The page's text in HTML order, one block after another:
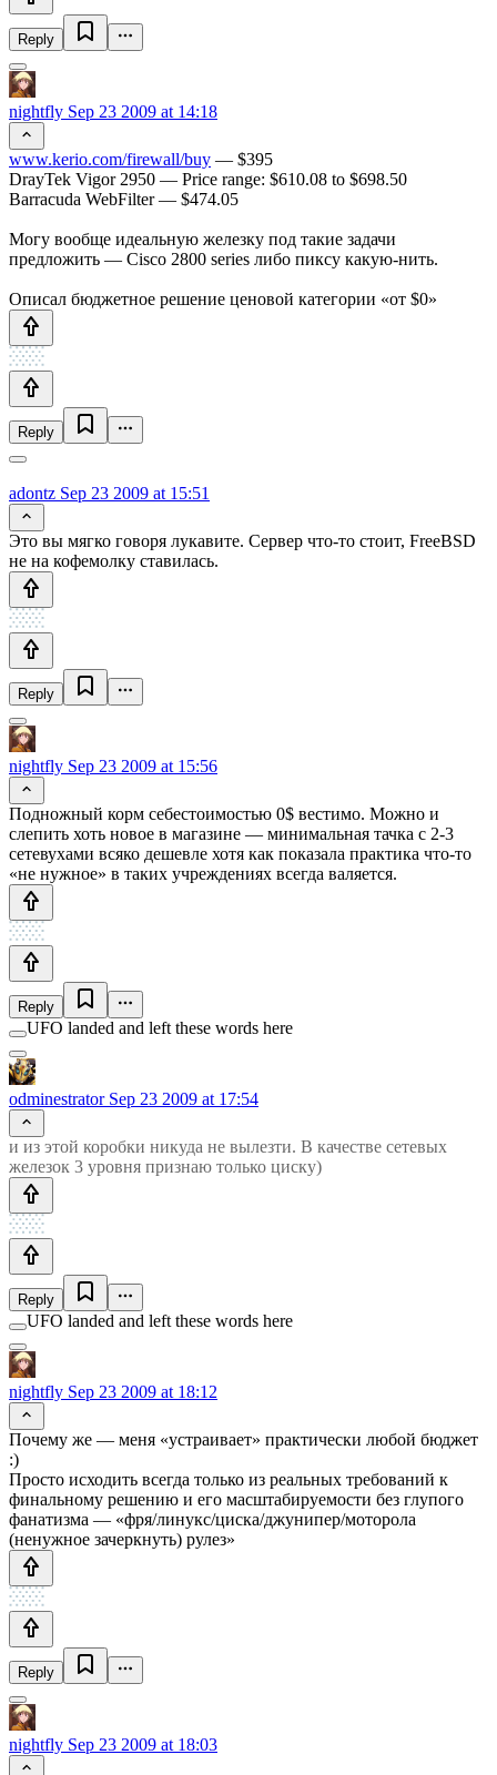
Reply
nightfly Sep 23 2009 at 14:18
www.kerio.com/firewall/buy — $395
DrayTek Vigor 2950 — Price range: $610.08 to $698.50
Barracuda WebFilter — $474.05
Могу вообще идеальную железку под такие задачи
предложить — Cisco 2800 series либо пиксу какую-нить.
Описал бюджетное решение ценовой категории «от $0»
Reply
adontz Sep 23 2009 at 15:51
Это вы мягко говоря лукавите. Сервер что-то стоит, FreeBSD
не на кофемолку ставилась.
Reply
nightfly Sep 23 2009 at 15:56
Подножный корм себестоимостью 0$ вестимо. Можно и
слепить хоть новое в магазине — минимальная тачка с 2-3
сетевухами всяко дешевле хотя как показала практика что-то
«не нужное» в таких учреждениях всегда валяется.
Reply
UFO landed and left these words here
odminestratorSep 23 2009 at 17:54
и из этой коробки никуда не вылезти. В качестве сетевых
железок 3 уровня признаю только циску)
Reply
UFO landed and left these words here
nightfly Sep 23 2009 at 18:12
Почему же — меня «устраивает» практически любой бюджет
:)
Просто исходить всегда только из реальных требований к
финальному решению и его масштабируемости без глупого
фанатизма — «фря/линукс/циска/джунипер/моторола
(ненужное зачеркнуть) рулез»
Reply
nightfly Sep 23 2009 at 18:03